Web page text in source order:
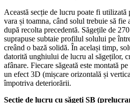
Această secție de lucru poate fi utilizată
vara și toamna, când solul trebuie să fie
după recolta precedentă. Săgețile de
suprapuse subtaie profilul solului pe
creând o bază solidă. În același timp,
datorită unghiului de lucru al săgeților,
afânare. Fiecare săgeată este montată
un efect 3D (mișcare orizontală și
împotriva deteriorării.
Secție de lucru cu săgeți SB